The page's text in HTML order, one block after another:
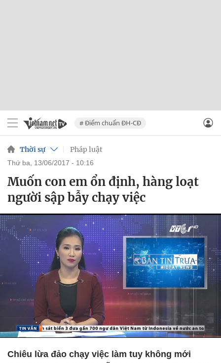
# Điểm chuẩn ĐH-CĐ
Thời sự Pháp luật
thứ ba, 13/06/2017 - 10:16
Muốn con em ổn định, hàng loạt
người sập bẫy chạy việc
Chiêu lừa đảo chạy việc làm tuy không mới